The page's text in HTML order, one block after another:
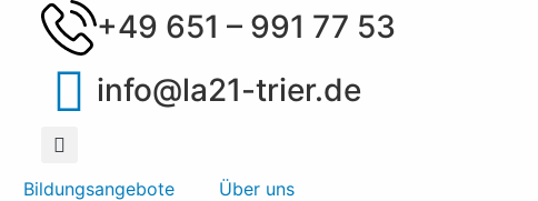
+49 651 – 991 77 53
info@la21-trier.de
Bildungsangebote Über uns